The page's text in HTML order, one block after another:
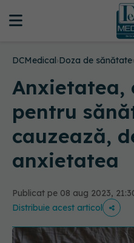
DCMedical›Doza de sănătate›
Anxietatea,
pentru
cauzează,
anxietatea
Publicat pe 08 aug 2023,
Distribuie acest articol